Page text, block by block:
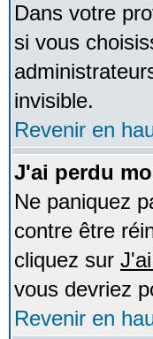
Dans votre
si vous
invisible.
Revenir en
J'ai perdu
Ne paniquez
contre être
cliquez sur
vous devriez
Revenir en